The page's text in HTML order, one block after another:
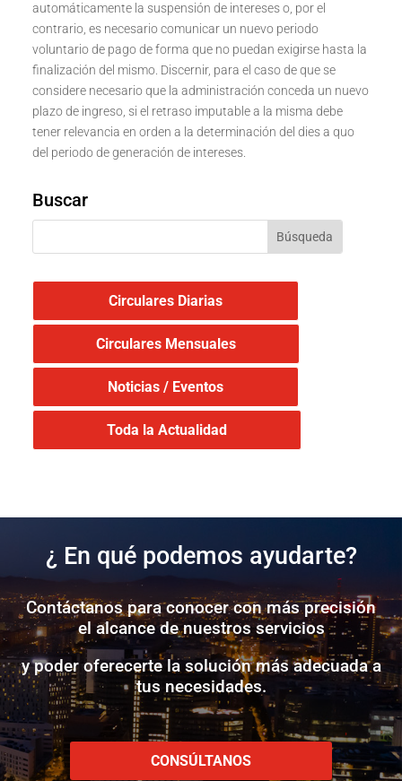
automáticamente la suspensión de intereses o, por el
contrario, es necesario comunicar un nuevo periodo
voluntario de pago de forma que no puedan exigirse hasta la
finalización del mismo. Discernir, para el caso de que se
considere necesario que la administración conceda un nuevo
plazo de ingreso, si el retraso imputable a la misma debe
tener relevancia en orden a la determinación del dies a quo
del periodo de generación de intereses.
Buscar
Circulares Diarias
Circulares Mensuales
Noticias / Eventos
Toda la Actualidad
¿ En qué podemos ayudarte?
Contáctanos para conocer con más precisión
el alcance de nuestros servicios
y poder oferecerte la solución más adecuada a
tus necesidades.
CONSÚLTANOS